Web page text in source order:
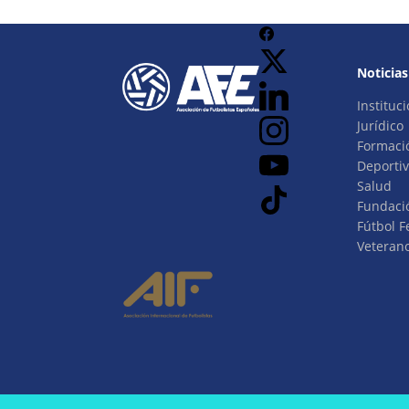
Jurídico
Salud
Fútbol